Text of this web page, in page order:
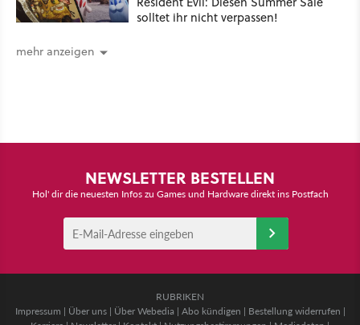
solltet ihr nicht verpassen!
mehr anzeigen
NEWSLETTER BESTELLEN
Hol' dir die neuesten Infos zu Games und Hardware direkt ins Postfach
RUBRIKEN
Impressum | Über uns| Über Webedia | Abo kündigen | Bestellung widerrufen |